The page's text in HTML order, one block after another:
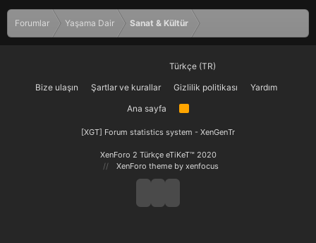
:
Forumlar Yaşama Dair Sanat & Kültür
Türkçe (TR)
Bize ulaşın
Şartlar ve kurallar Gizlilik politikası
Yardım
Ana sayfa
R
[XGT] Forum statistics system - XenGenTr
XenForo 2 Türkçe eTiKeT™ 2020
XenForo theme by xenfocus